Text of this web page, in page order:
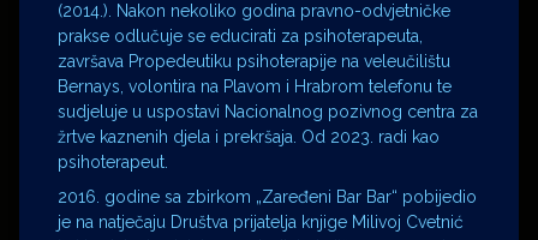
(2014.). Nakon nekoliko godina pravno-odvjetničke
prakse odlučuje se educirati za psihoterapeuta,
završava Propedeutiku psihoterapije na veleučilištu
Bernays, volontira na Plavom i Hrabrom telefonu te
sudjeluje u uspostavi Nacionalnog pozivnog centra za
žrtve kaznenih djela i prekršaja. Od 2023. radi kao
psihoterapeut.
2016. godine sa zbirkom „Zaređeni Bar Bar“ pobijedio
je na natječaju Društva prijatelja knjige Milivoj Cvetnić